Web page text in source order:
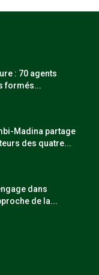
: 70 agents
formés...
Madina partage
des quatre...
dans
de la...